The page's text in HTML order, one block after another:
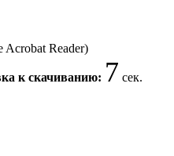
Acrobat Reader)
к скачиванию: 7 сек.